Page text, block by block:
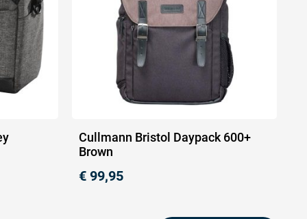
Cullmann Bristol Daypack 600+
Brown
€ 99,95